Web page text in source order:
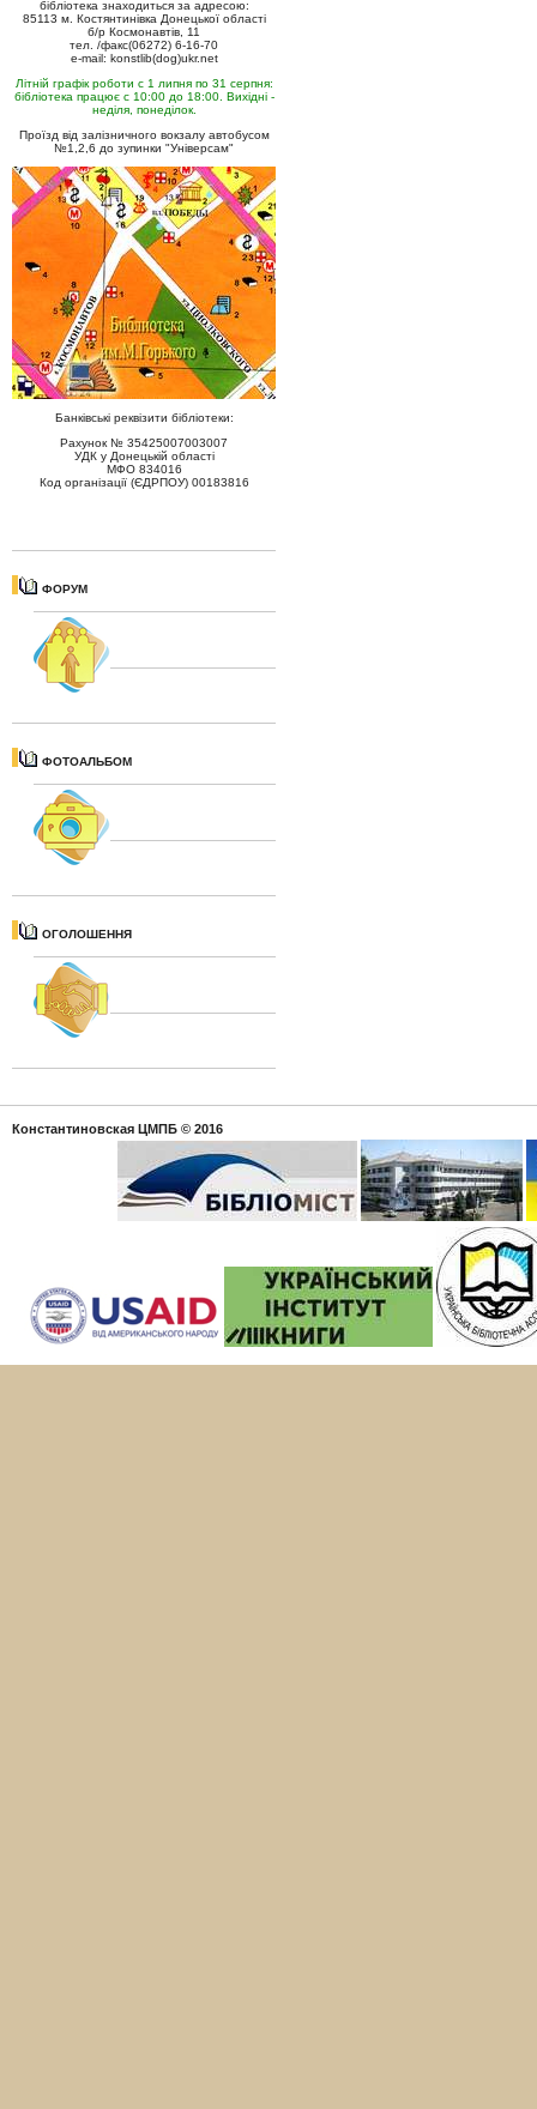
бібліотека знаходиться за адресою:
85113 м. Костянтинівка Донецької області
б/р Космонавтів, 11
тел. /факс(06272) 6-16-70
e-mail: konstlib(dog)ukr.net
Літній графік роботи с 1 липня по 31 серпня:
бібліотека працює с 10:00 до 18:00. Вихідні -
неділя, понеділок.
Проїзд від залізничного вокзалу автобусом
№1,2,6 до зупинки "Універсам"
Банківські реквізити бібліотеки:
Рахунок № 35425007003007
УДК у Донецькій області
МФО 834016
Код організації (ЄДРПОУ) 00183816
ФОРУМ
ФОТОАЛЬБОМ
ОГОЛОШЕННЯ
Константиновская ЦМПБ © 2016